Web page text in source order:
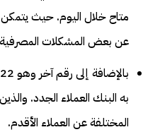
متاح خلال اليوم. حيث يتمكن
عن بعض المشكلات
به البنك العملاء الجدد.
المختلفة عن العملاء الأقدم.